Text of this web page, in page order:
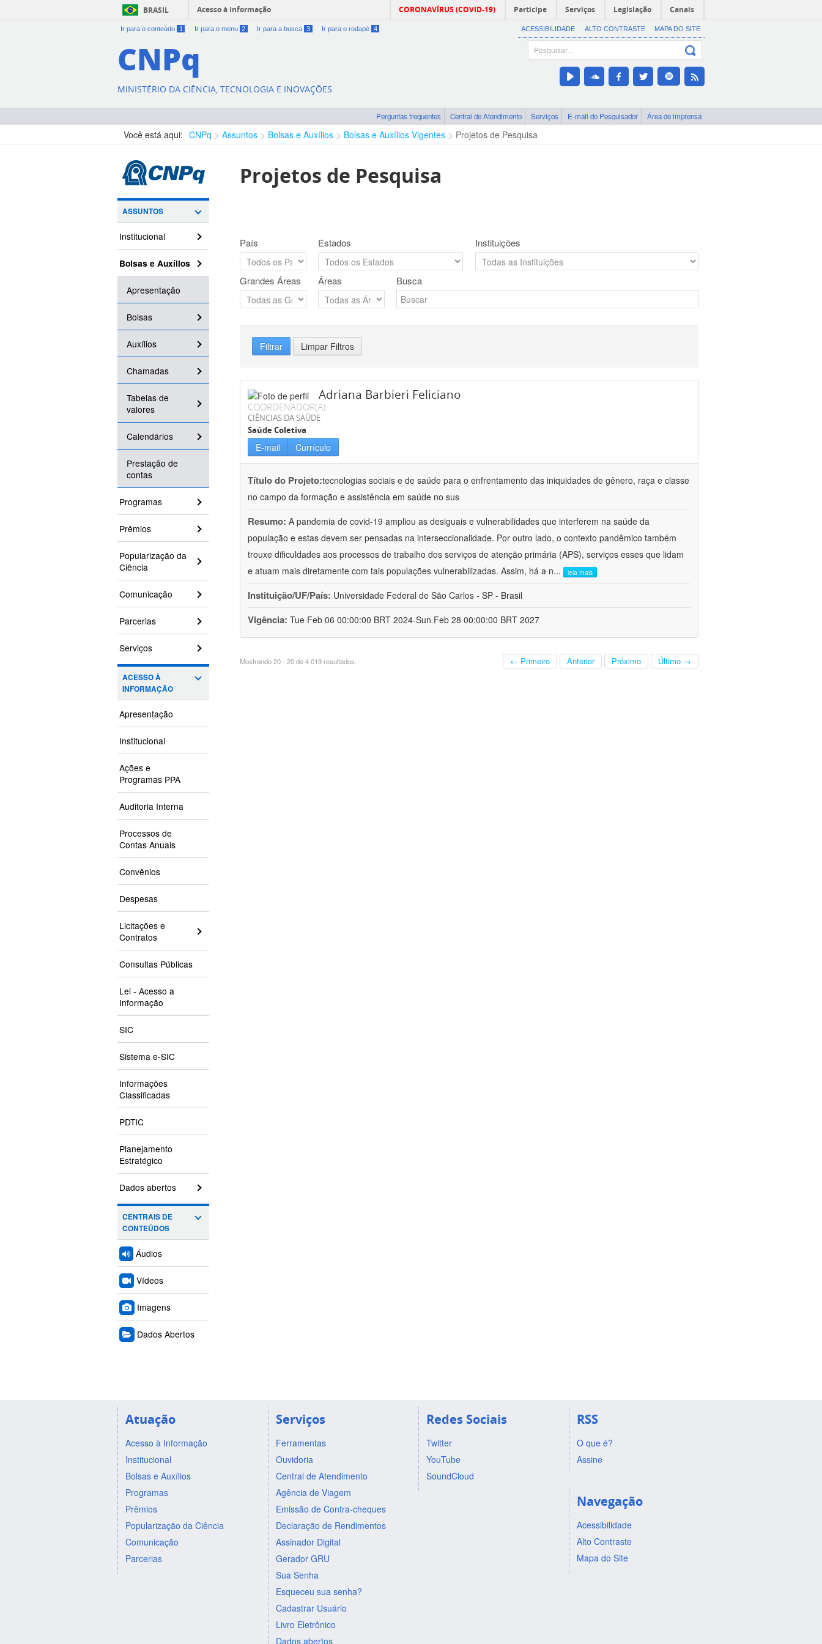
BRASIL Acesso à informação CORONAVÍRUS (COVID-19) Participe Serviços Legislação Canais
Ir para o conteúdo 1 Ir para o menu 2 Ir para a busca 3 Ir para o rodapé 4 ACESSIBILIDADE ALTO CONTRASTE MAPA DO SITE
CNPq
MINISTÉRIO DA CIÊNCIA, TECNOLOGIA E INOVAÇÕES
Perguntas frequentes Central de Atendimento Serviços E-mail do Pesquisador Área de imprensa
Você está aqui: CNPq Assuntos Bolsas e Auxílios Bolsas e Auxílios Vigentes Projetos de Pesquisa
ASSUNTOS
Institucional
Bolsas e Auxílios
Apresentação
Bolsas
Auxílios
Chamadas
Tabelas de
valores
Calendários
Prestação de
contas
Programas
Prêmios
Popularização da
Ciência
Comunicação
Parcerias
Serviços
ACESSO À
INFORMAÇÃO
Apresentação
Institucional
Ações e
Programas PPA
Auditoria Interna
Processos de
Contas Anuais
Convênios
Despesas
Licitações e
Contratos
Consultas Públicas
Lei - Acesso a
Informação
SIC
Sistema e-SIC
Informações
Classificadas
PDTIC
Planejamento
Estratégico
Dados abertos
CENTRAIS DE
CONTEÚDOS
Áudios
Vídeos
Imagens
Dados Abertos
Projetos de Pesquisa
País Estados Instituições
Grandes Áreas Áreas Busca
Filtrar Limpar Filtros
Adriana Barbieri Feliciano
COORDENADOR(A)
CIÊNCIAS DA SAÚDE
Saúde Coletiva
E-mail Currículo
Título do Projeto:tecnologias sociais e de saúde para o enfrentamento das iniquidades de gênero, raça e classe
no campo da formação e assistência em saúde no sus
Resumo: A pandemia de covid-19 ampliou as desiguais e vulnerabilidades que interferem na saúde da
população e estas devem ser pensadas na interseccionalidade. Por outro lado, o contexto pandêmico também
trouxe dificuldades aos processos de trabalho dos serviços de atenção primária (APS), serviços esses que lidam
e atuam mais diretamente com tais populações vulnerabilizadas. Assim, há a n... leia mais
Instituição/UF/País: Universidade Federal de São Carlos - SP - Brasil
Vigência: Tue Feb 06 00:00:00 BRT 2024-Sun Feb 28 00:00:00 BRT 2027
Mostrando 20 - 20 de 4.019 resultados. ← Primeiro Anterior Próximo Último →
Atuação
Acesso à Informação
Institucional
Bolsas e Auxílios
Programas
Prêmios
Popularização da Ciência
Comunicação
Parcerias
Serviços
Ferramentas
Ouvidoria
Central de Atendimento
Agência de Viagem
Emissão de Contra-cheques
Declaração de Rendimentos
Assinador Digital
Gerador GRU
Sua Senha
Esqueceu sua senha?
Cadastrar Usuário
Livro Eletrônico
Dados abertos
Redes Sociais
Twitter
YouTube
SoundCloud
RSS
O que é?
Assine
Navegação
Acessibilidade
Alto Contraste
Mapa do Site